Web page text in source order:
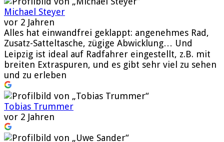
Michael Steyer
vor 2 Jahren
Alles hat einwandfrei geklappt: angenehmes Rad,
Zusatz-Satteltasche, zügige Abwicklung… Und
Leipzig ist ideal auf Radfahrer eingestellt, z.B. mit
breiten Extraspuren, und es gibt sehr viel zu sehen
und zu erleben
Tobias Trummer
vor 2 Jahren